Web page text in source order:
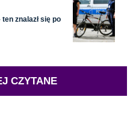
znalazł się po
CZYTANE